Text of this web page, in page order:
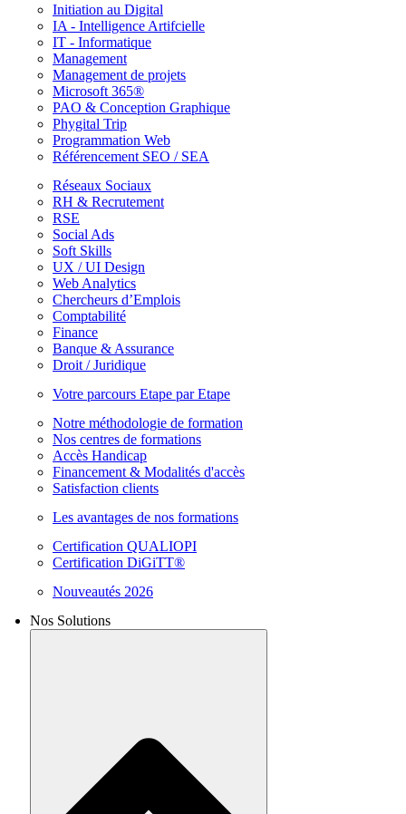
Initiation au Digital
IA - Intelligence Artifcielle
IT - Informatique
Management
Management de projets
Microsoft 365®
PAO & Conception Graphique
Phygital Trip
Programmation Web
Référencement SEO / SEA
Réseaux Sociaux
RH & Recrutement
RSE
Social Ads
Soft Skills
UX / UI Design
Web Analytics
Chercheurs d’Emplois
Comptabilité
Finance
Banque & Assurance
Droit / Juridique
Votre parcours Etape par Etape
Notre méthodologie de formation
Nos centres de formations
Accès Handicap
Financement & Modalités d'accès
Satisfaction clients
Les avantages de nos formations
Certification QUALIOPI
Certification DiGiTT®
Nouveautés 2026
Nos Solutions